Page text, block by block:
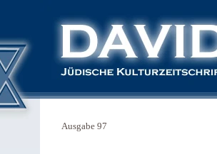
Ausgabe 97